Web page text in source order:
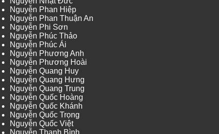
Nguyễn Phan Hiệp
Nguyễn Phan Thuận An
Nguyễn Phi Sơn
Nguyễn Phúc Thảo
Nguyễn Phúc Ái
Nguyễn Phương Anh
Nguyễn Phương Hoài
Nguyễn Quang Huy
Nguyễn Quang Hưng
Nguyễn Quang Trung
Nguyễn Quốc Hoàng
Nguyễn Quốc Khánh
Nguyễn Quốc Trọng
Nguyễn Quốc Việt